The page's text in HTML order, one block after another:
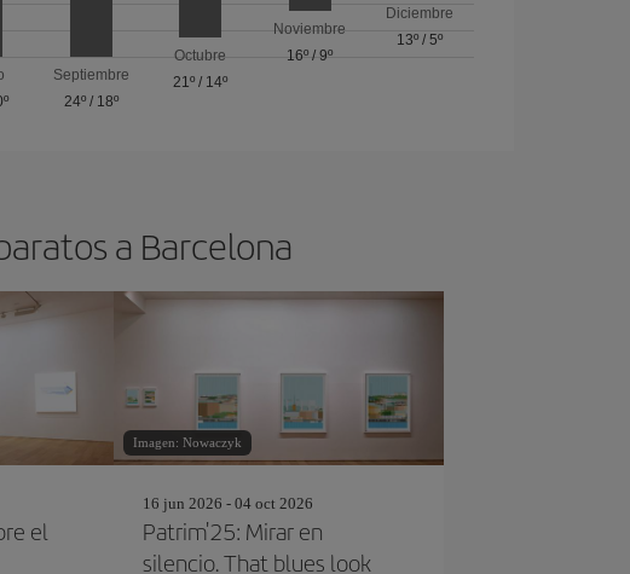
Septiembre
24º/ 18º
Octubre
21º / 14º
Noviembre
16º /9º
Diciembre
13º/ 5º
a Barcelona
el
Imagen: Nowaczyk
16 jun 2026 - 04 oct 2026
Patrim'25: Mirar en
silencio. That blues look